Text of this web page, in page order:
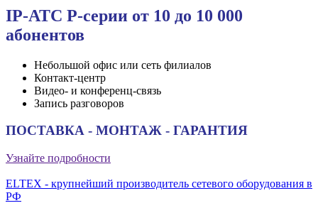
IP-АТС P-серии от 10 до 10 000
абонентов
Небольшой офис или сеть филиалов
Контакт-центр
Видео- и конференц-связь
Запись разговоров
ПОСТАВКА - МОНТАЖ - ГАРАНТИЯ
Узнайте подробности
ELTEX - крупнейший производитель сетевого оборудования в
РФ